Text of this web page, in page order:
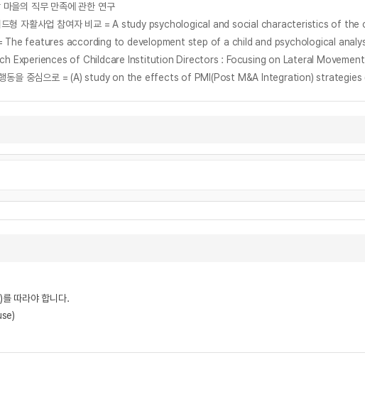
의 직무 만족에 관한 연구
Experiences of Childcare Institution Directors : Focusing on Lateral Movement
따라야 합니다.